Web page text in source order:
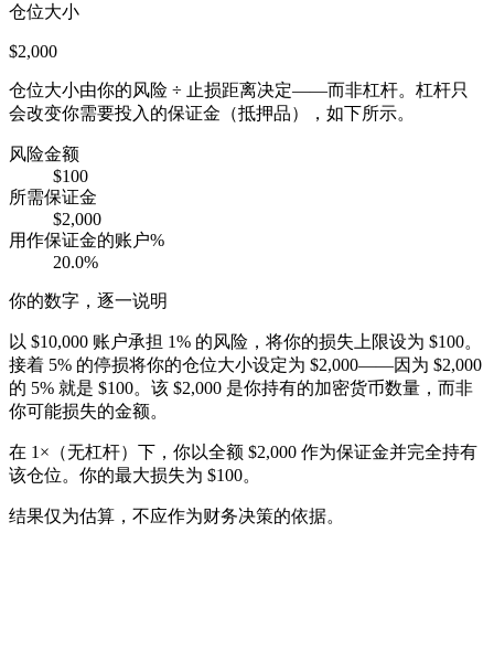
仓位大小
$2,000
仓位大小由你的风险 ÷ 止损距离决定——而非杠杆。杠杆只
会改变你需要投入的保证金（抵押品），如下所示。
风险金额
$100
所需保证金
$2,000
用作保证金的账户%
20.0%
你的数字，逐一说明
以 $10,000 账户承担 1% 的风险，将你的损失上限设为 $100。
接着 5% 的停损将你的仓位大小设定为 $2,000——因为 $2,000
的 5% 就是 $100。该 $2,000 是你持有的加密货币数量，而非
你可能损失的金额。
在 1×（无杠杆）下，你以全额 $2,000 作为保证金并完全持有
该仓位。你的最大损失为 $100。
结果仅为估算，不应作为财务决策的依据。